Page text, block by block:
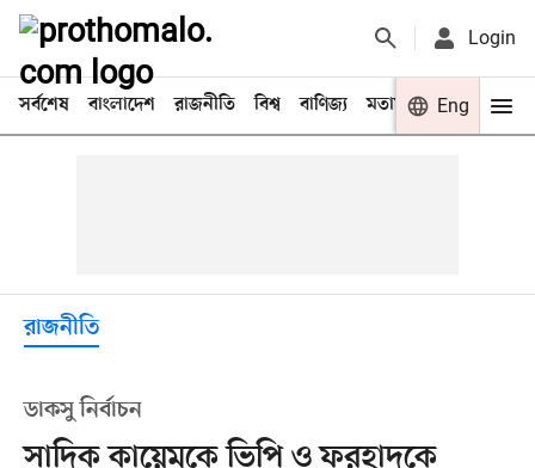
Login
সর্বশেষ বাংলাদেশ রাজনীতি বিশ্ব বাণিজ্য মতামত খেলা
Eng
রাজনীতি
ডাকসু নির্বাচন
সাদিক কায়েমকে ভিপি ও ফরহাদকে